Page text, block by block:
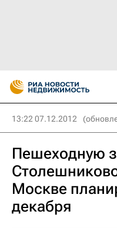
13:22 07.12.2012
Пешеходную
Москве
декабря